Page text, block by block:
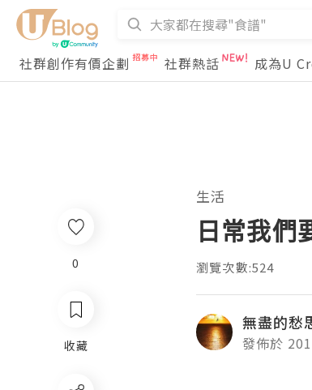
社群創作有價企劃 社群熱話 成為U
生活
日常我們
瀏覽次數:524
無盡的愁
發佈於
0
收藏